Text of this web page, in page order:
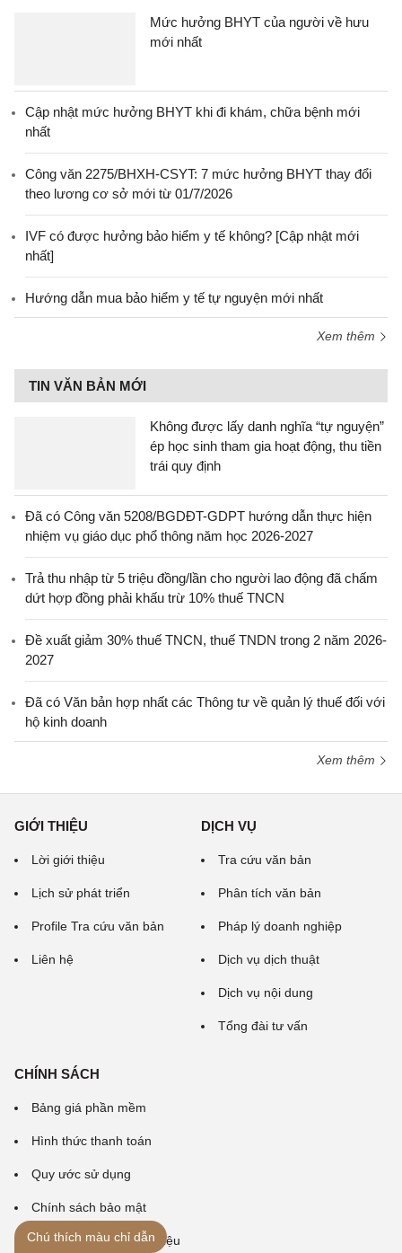
Mức hưởng BHYT của người về hưu
mới nhất
Cập nhật mức hưởng BHYT khi đi khám, chữa bệnh mới
nhất
Công văn 2275/BHXH-CSYT: 7 mức hưởng BHYT thay đổi
theo lương cơ sở mới từ 01/7/2026
IVF có được hưởng bảo hiểm y tế không? [Cập nhật mới
nhất]
Hướng dẫn mua bảo hiểm y tế tự nguyện mới nhất
Xem thêm
TIN VĂN BẢN MỚI
Không được lấy danh nghĩa “tự nguyện”
ép học sinh tham gia hoạt động, thu tiền
trái quy định
Đã có Công văn 5208/BGDĐT-GDPT hướng dẫn thực hiện
nhiệm vụ giáo dục phổ thông năm học 2026-2027
Trả thu nhập từ 5 triệu đồng/lần cho người lao động đã chấm
dứt hợp đồng phải khấu trừ 10% thuế TNCN
Đề xuất giảm 30% thuế TNCN, thuế TNDN trong 2 năm 2026-
2027
Đã có Văn bản hợp nhất các Thông tư về quản lý thuế đối với
hộ kinh doanh
Xem thêm
GIỚI THIỆU
Lời giới thiệu
Lịch sử phát triển
Profile Tra cứu văn bản
Liên hệ
DỊCH VỤ
Tra cứu văn bản
Phân tích văn bản
Pháp lý doanh nghiệp
Dịch vụ dịch thuật
Dịch vụ nội dung
Tổng đài tư vấn
CHÍNH SÁCH
Bảng giá phần mềm
Hình thức thanh toán
Quy ước sử dụng
Chính sách bảo mật
Chính sách bảo vệ dữ liệu
Chú thích màu chỉ dẫn